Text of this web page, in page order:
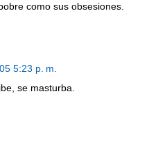
como sus obsesiones.
5:23 p. m.
se masturba.